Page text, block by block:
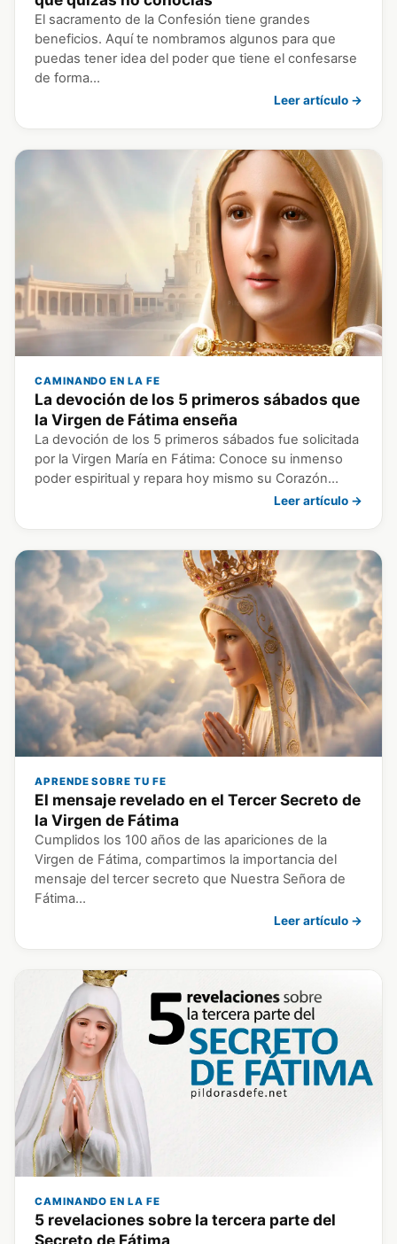
El sacramento de la Confesión tiene grandes
beneficios. Aquí te nombramos algunos para que
puedas tener idea del poder que tiene el confesarse
de forma…
Leer artículo →
CAMINANDO EN LA FE
La devoción de los 5 primeros sábados que
la Virgen de Fátima enseña
La devoción de los 5 primeros sábados fue solicitada
por la Virgen María en Fátima: Conoce su inmenso
poder espiritual y repara hoy mismo su Corazón…
Leer artículo →
APRENDE SOBRE TU FE
El mensaje revelado en el Tercer Secreto de
la Virgen de Fátima
Cumplidos los 100 años de las apariciones de la
Virgen de Fátima, compartimos la importancia del
mensaje del tercer secreto que Nuestra Señora de
Fátima…
Leer artículo →
CAMINANDO EN LA FE
5 revelaciones sobre la tercera parte del
Secreto de Fátima